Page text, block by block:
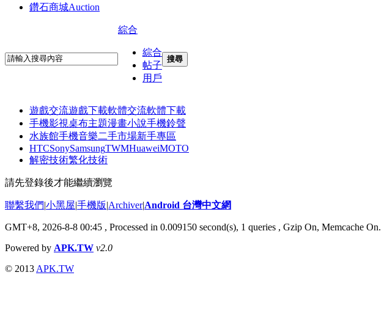
鑽石商城Auction
綜合
綜合
帖子
用戶
搜尋
遊戲交流遊戲下載軟體交流軟體下載
手機影視桌布主題漫畫小說手機鈴聲
水族館手機音樂二手市場新手專區
HTCSonySamsungTWMHuaweiMOTO
解密技術繁化技術
請先登錄後才能繼續瀏覽
聯繫我們|小黑屋|手機版|Archiver|Android 台灣中文網
GMT+8, 2026-8-8 00:45 , Processed in 0.009150 second(s), 1 queries , Gzip On, Memcache On.
Powered by APK.TW v2.0
© 2013 APK.TW